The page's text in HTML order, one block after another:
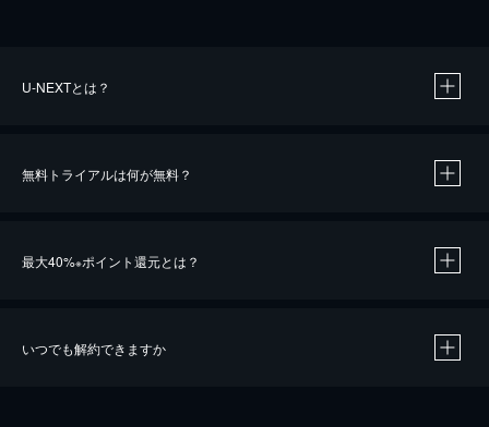
U-NEXTとは？
無料トライアルは何が無料？
最大40%※ポイント還元とは？
いつでも解約できますか